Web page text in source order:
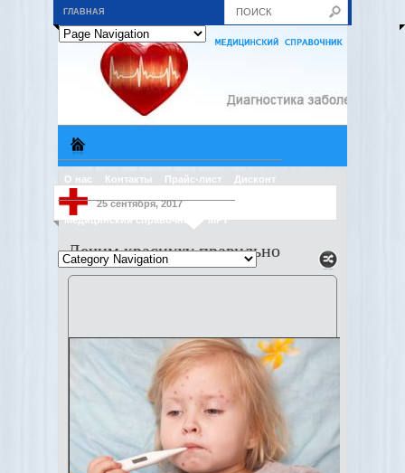
ГЛАВНАЯ
О нас Контакты Прайс-лист Дисконт
Медицинский справочник МРТ
25 сентября, 2017
Лечим краснуху правильно